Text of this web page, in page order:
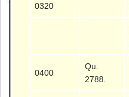
0320
0400
Qu.
2788.